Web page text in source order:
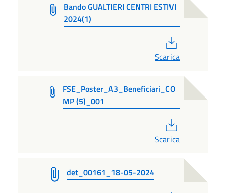
Bando GUALTIERI CENTRI ESTIVI
2024(1)
Scarica
FSE_Poster_A3_Beneficiari_CO
MP (5)_001
Scarica
det_00161_18-05-2024